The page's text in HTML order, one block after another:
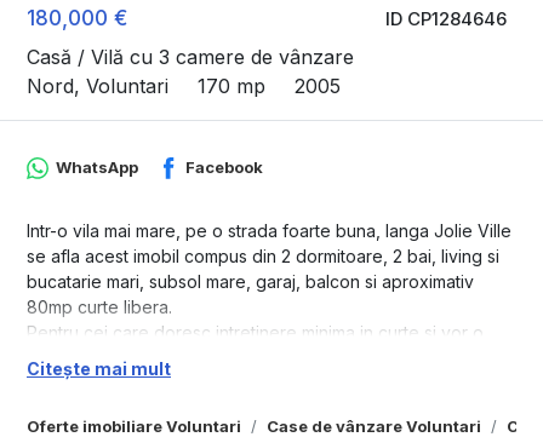
ID CP1284646
180,000 €
Casă / Vilă cu 3 camere de vânzare
Nord, Voluntari
170 mp 2005
Oferte imobiliare Voluntari Case de vânzare Voluntari
WhatsApp Facebook
Intr-o vila mai mare, pe o strada foarte buna, langa Jolie Ville
se afla acest imobil compus din 2 dormitoare, 2 bai, living si
bucatarie mari, subsol mare, garaj, balcon si aproximativ
80mp curte libera.
Pentru cei care doresc intretinere minima in curte si vor o
casa la un pret bun intr-o zona foarte buna din Pipera.
Pretul este fix, nu se negociaza.
Citește mai mult